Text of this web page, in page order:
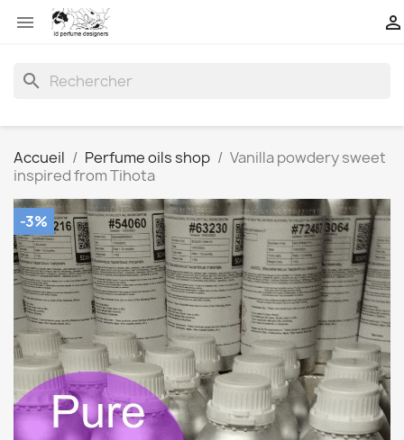
 
search
Accueil Perfume oils shop
Vanilla powdery sweet
inspired from Tihota
-3%